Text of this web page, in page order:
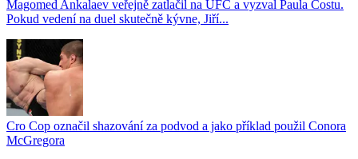
Magomed Ankalaev veřejně zatlačil na UFC a vyzval Paula Costu.
Pokud vedení na duel skutečně kývne, Jiří...
Cro Cop označil shazování za podvod a jako příklad použil Conora
McGregora